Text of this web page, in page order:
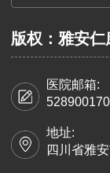
版权：雅安仁
医院邮箱:
地址:
四川省雅